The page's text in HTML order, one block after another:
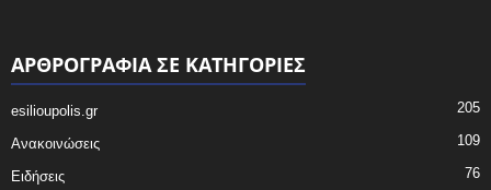
ΑΡΘΡΟΓΡΑΦΙΑ ΣΕ ΚΑΤΗΓΟΡΙΕΣ
esilioupolis.gr 205
Ανακοινώσεις 109
Ειδήσεις 76